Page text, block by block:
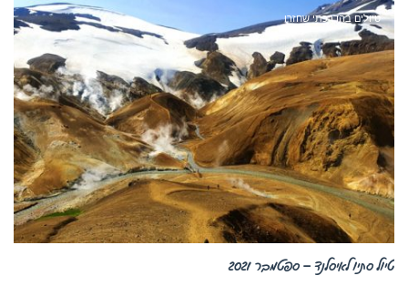
טיולים בהדרכתי שחזרו
טיול סתיו לאיסלנד – ספטמבר 2021